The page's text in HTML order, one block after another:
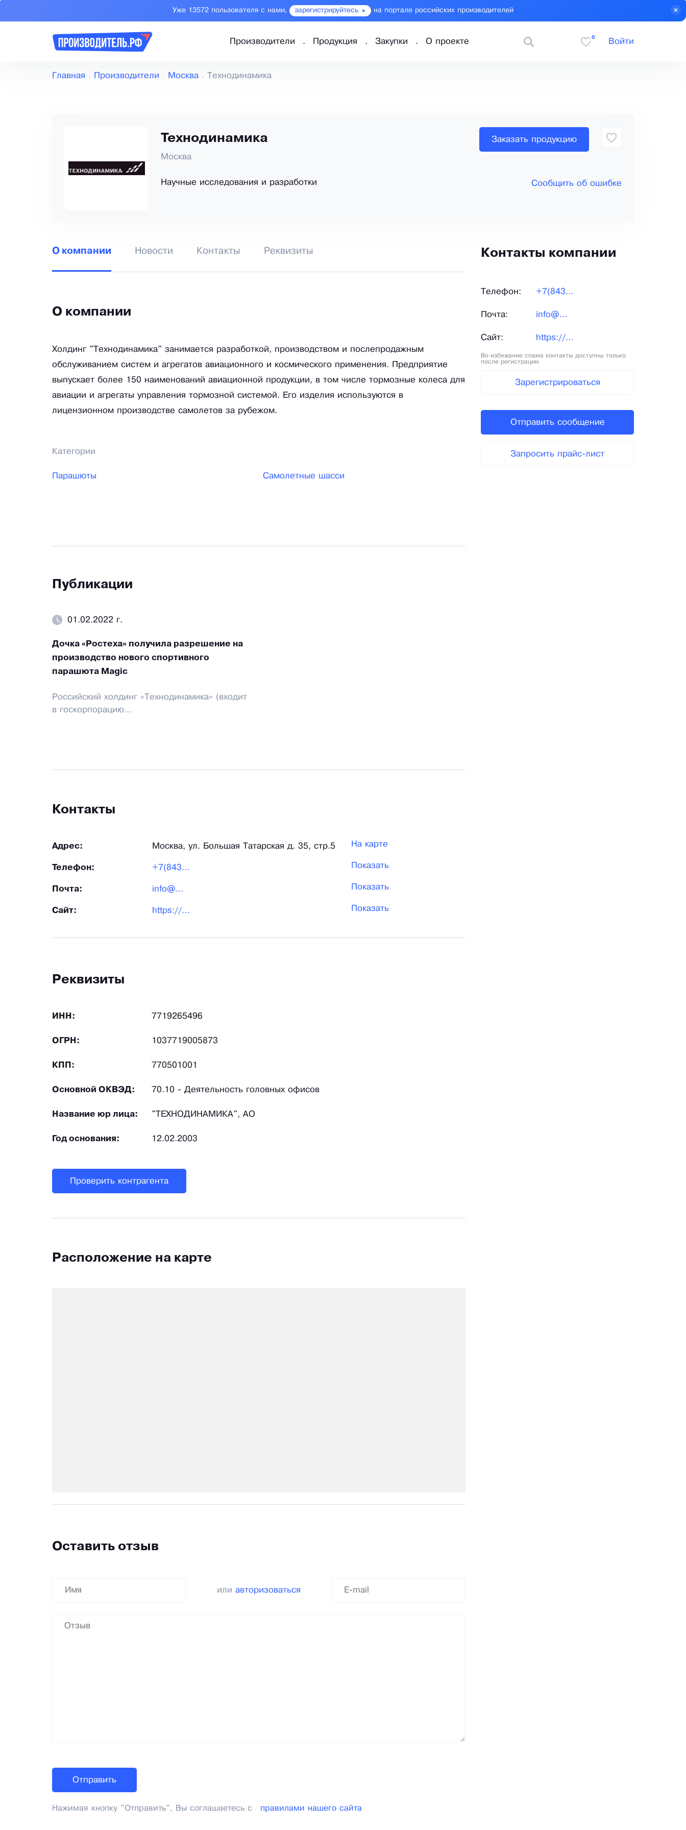
Уже 13572 пользователя с нами, зарегистрируйтесь на портале российских производителей
Производители Продукция Закупки О проекте
0
Войти
Главная Производители Москва Технодинамика
Технодинамика
Москва
Научные исследования и разработки
Заказать продукцию
Сообщить об ошибке
О компании Новости Контакты Реквизиты
О компании
Холдинг "Технодинамика" занимается разработкой, производством и послепродажным
обслуживанием систем и агрегатов авиационного и космического применения. Предприятие
выпускает более 150 наименований авиационной продукции, в том числе тормозные колеса для
авиации и агрегаты управления тормозной системой. Его изделия используются в
лицензионном производстве самолетов за рубежом.
Категории
Парашюты Самолетные шасси
Публикации
01.02.2022 г.
Дочка «Ростеха» получила разрешение на
производство нового спортивного
парашюта Magic
Российский холдинг «Технодинамика» (входит
в госкорпорацию...
Контакты
Адрес: Москва, ул. Большая Татарская д. 35, стр.5 На карте
Телефон: +7(843... Показать
Почта: info@... Показать
Сайт: https://technodinamika.ru/ Показать
Реквизиты
ИНН: 7719265496
ОГРН: 1037719005873
КПП: 770501001
Основной ОКВЭД: 70.10 - Деятельность головных офисов
Название юр лица: "ТЕХНОДИНАМИКА", АО
Год основания: 12.02.2003
Проверить контрагента
Расположение на карте
Оставить отзыв
или авторизоваться
Нажимая кнопку "Отправить", Вы соглашаетесь с правилами нашего сайта
Контакты компании
Телефон: +7(843...
Почта: info@...
Сайт: https://technodinamika.ru/
Во избежание спама контакты доступны только
после регистрации.
Зарегистрироваться
Отправить сообщение
Запросить прайс-лист